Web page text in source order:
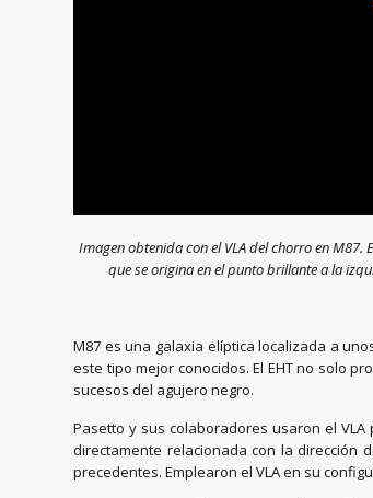
Imagen obtenida con el VLA del chorro en
que se origina en el punto brillante a la
M87 es una galaxia elíptica localizada a
este tipo mejor conocidos. El EHT no solo
sucesos del agujero negro.
Pasetto y sus colaboradores usaron el
directamente relacionada con la dirección
precedentes. Emplearon el VLA en su